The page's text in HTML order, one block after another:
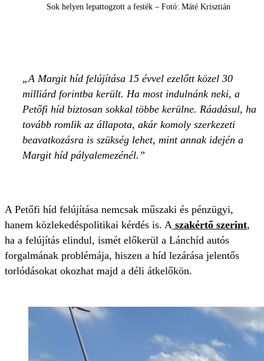
Sok helyen lepattogzott a festék – Fotó: Máté Krisztián
A Margit híd felújítása 15 évvel ezelőtt közel 30
milliárd forintba került. Ha most indulnánk neki, a
Petőfi híd biztosan sokkal többe kerülne. Ráadásul, ha
tovább romlik az állapota, akár komoly szerkezeti
beavatkozásra is szükség lehet, mint annak idején a
Margit híd pályalemezénél.
A Petőfi híd felújítása nemcsak műszaki és pénzügyi,
hanem közlekedéspolitikai kérdés is. A szakértő szerint,
ha a felújítás elindul, ismét előkerül a Lánchíd autós
forgalmának problémája, hiszen a híd lezárása jelentős
torlódásokat okozhat majd a déli átkelőkön.